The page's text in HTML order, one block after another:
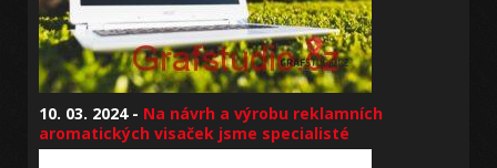
10. 03. 2024 - Na návrh a výrobu reklamních
aromatických visaček jsme specialisté